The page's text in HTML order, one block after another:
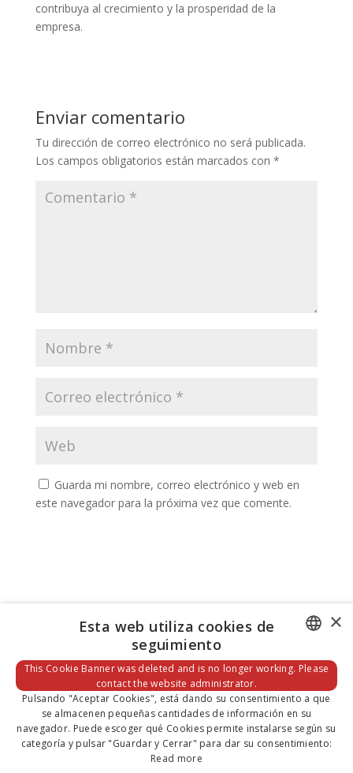
contribuya al crecimiento y la prosperidad de la
empresa.
Enviar comentario
Tu dirección de correo electrónico no será publicada.
Los campos obligatorios están marcados con *
Guarda mi nombre, correo electrónico y web en
este navegador para la próxima vez que comente.
Categorías
Categorías
DEFAULT LANGUAGE
SPANISH
×
Esta web utiliza cookies de
seguimiento
This Cookie Banner was deleted and is no longer working. Please
contact the website administrator.
Pulsando "Aceptar Cookies", está dando su consentimiento a que
se almacenen pequeñas cantidades de información en su
navegador. Puede escoger qué Cookies permite instalarse según su
categoría y pulsar "Guardar y Cerrar" para dar su consentimiento:
Read more